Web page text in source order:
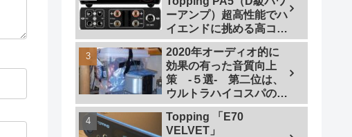
ーアンプ）超高性能でハ
イエンドに挑める高コス
トパフォーマンスなパワ
ーアンプの研究
2020年オーディオ的に
効果の有った音質向上
策 -５選- 第二位は、
ウルトラハイコスパの仮
想アース
Topping 「E70
VELVET」